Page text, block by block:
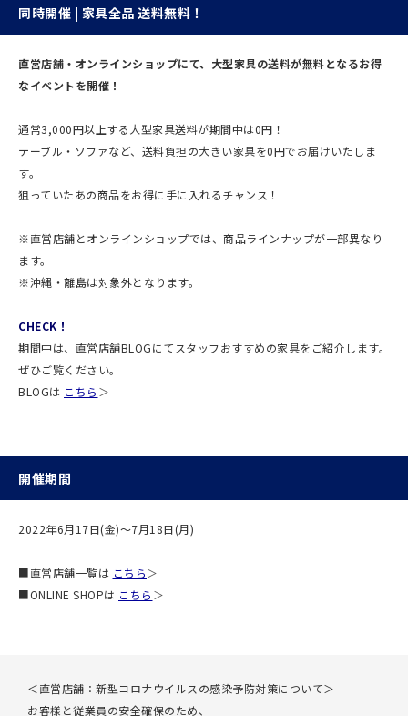
同時開催 | 家具全品 送料無料！
直営店舗・オンラインショップにて、大型家具の送料が無料となるお得
なイベントを開催！
通常3,000円以上する大型家具送料が期間中は0円！
テーブル・ソファなど、送料負担の大きい家具を0円でお届けいたしま
す。
狙っていたあの商品をお得に手に入れるチャンス！
※直営店舗とオンラインショップでは、商品ラインナップが一部異なり
ます。
※沖縄・離島は対象外となります。
CHECK！
期間中は、直営店舗BLOGにてスタッフおすすめの家具をご紹介します。
ぜひご覧ください。
BLOGは こちら ＞
開催期間
2022年6月17日(金)〜7月18日(月)
■直営店舗一覧は こちら＞
■ONLINE SHOPは こちら ＞
＜直営店舗：新型コロナウイルスの感染予防対策について＞
お客様と従業員の安全確保のため、